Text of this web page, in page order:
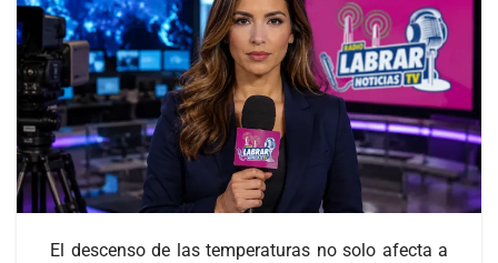
El descenso de las temperaturas no solo afecta a